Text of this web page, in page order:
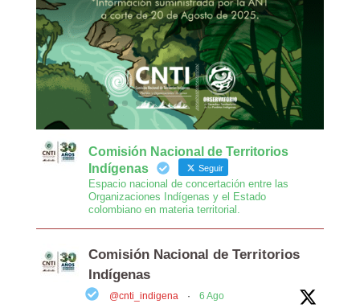
Comisión Nacional de Territorios
Indígenas
Seguir
Espacio nacional de concertación entre las
Organizaciones Indígenas y el Estado
colombiano en materia territorial.
Comisión Nacional de Territorios
Indígenas
@cnti_indigena · 6 Ago